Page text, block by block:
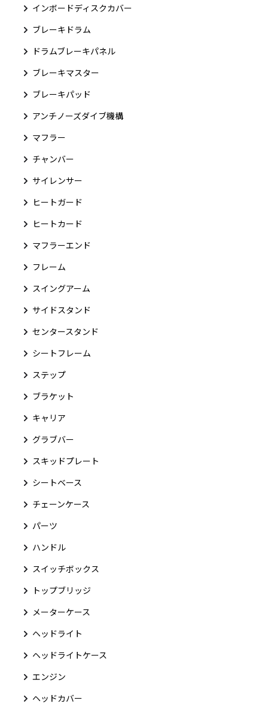
インボードディスクカバー
ブレーキドラム
ドラムブレーキパネル
ブレーキマスター
ブレーキパッド
アンチノーズダイブ機構
マフラー
チャンバー
サイレンサー
ヒートガード
ヒートカード
マフラーエンド
フレーム
スイングアーム
サイドスタンド
センタースタンド
シートフレーム
ステップ
ブラケット
キャリア
グラブバー
スキッドプレート
シートベース
チェーンケース
パーツ
ハンドル
スイッチボックス
トップブリッジ
メーターケース
ヘッドライト
ヘッドライトケース
エンジン
ヘッドカバー